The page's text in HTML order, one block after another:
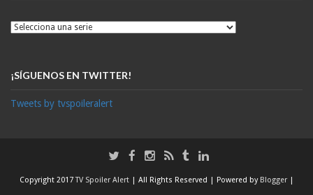
¡SÍGUENOS EN TWITTER!
Tweets by tvspoileralert
Copyright 2017TV Spoiler Alert | All Rights Reserved | Powered by Blogger |